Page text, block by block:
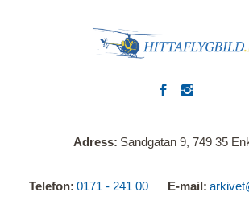
Adress Sandgatan 9, 749 35
Telefon 0171 - 241 00 E-mail